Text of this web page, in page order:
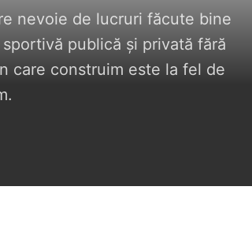
nevoie de lucruri făcute bine
publică și privată fără
care construim este la fel de